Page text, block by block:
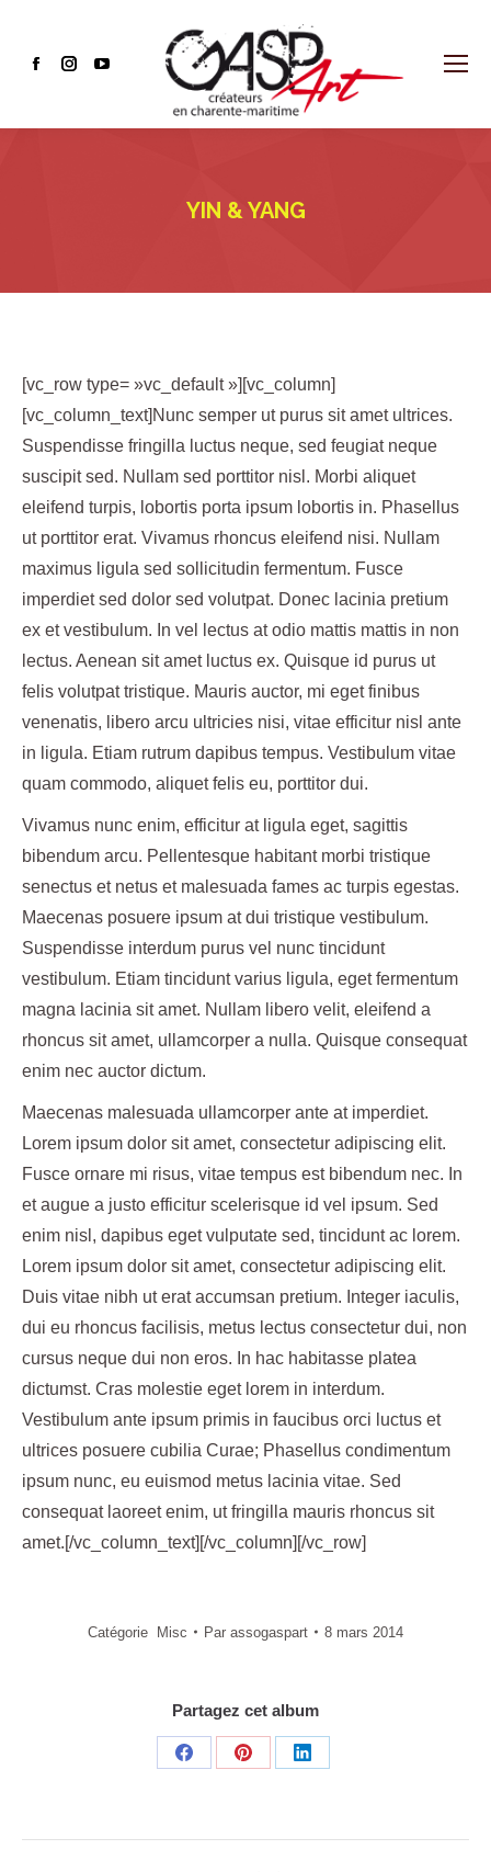
Facebook
opens
Instagram
opens
YouTube
opens
YIN & YANG
[vc_row type= »vc_default »][vc_column]
[vc_column_text]Nunc semper ut purus sit amet ultrices.
Suspendisse fringilla luctus neque, sed feugiat neque
suscipit sed. Nullam sed porttitor nisl. Morbi aliquet
eleifend turpis, lobortis porta ipsum lobortis in. Phasellus
ut porttitor erat. Vivamus rhoncus eleifend nisi. Nullam
maximus ligula sed sollicitudin fermentum. Fusce
imperdiet sed dolor sed volutpat. Donec lacinia pretium
ex et vestibulum. In vel lectus at odio mattis mattis in non
lectus. Aenean sit amet luctus ex. Quisque id purus ut
felis volutpat tristique. Mauris auctor, mi eget finibus
venenatis, libero arcu ultricies nisi, vitae efficitur nisl ante
in ligula. Etiam rutrum dapibus tempus. Vestibulum vitae
quam commodo, aliquet felis eu, porttitor dui.
Vivamus nunc enim, efficitur at ligula eget, sagittis
bibendum arcu. Pellentesque habitant morbi tristique
senectus et netus et malesuada fames ac turpis egestas.
Maecenas posuere ipsum at dui tristique vestibulum.
Suspendisse interdum purus vel nunc tincidunt
vestibulum. Etiam tincidunt varius ligula, eget fermentum
magna lacinia sit amet. Nullam libero velit, eleifend a
rhoncus sit amet, ullamcorper a nulla. Quisque consequat
enim nec auctor dictum.
Maecenas malesuada ullamcorper ante at imperdiet.
Lorem ipsum dolor sit amet, consectetur adipiscing elit.
Fusce ornare mi risus, vitae tempus est bibendum nec. In
et augue a justo efficitur scelerisque id vel ipsum. Sed
enim nisl, dapibus eget vulputate sed, tincidunt ac lorem.
Lorem ipsum dolor sit amet, consectetur adipiscing elit.
Duis vitae nibh ut erat accumsan pretium. Integer iaculis,
dui eu rhoncus facilisis, metus lectus consectetur dui, non
cursus neque dui non eros. In hac habitasse platea
dictumst. Cras molestie eget lorem in interdum.
Vestibulum ante ipsum primis in faucibus orci luctus et
ultrices posuere cubilia Curae; Phasellus condimentum
ipsum nunc, eu euismod metus lacinia vitae. Sed
consequat laoreet enim, ut fringilla mauris rhoncus sit
amet.[/vc_column_text][/vc_column][/vc_row]
Catégorie Misc Par assogaspart 8 mars 2014
Partagez cet album
Share
Share
Share